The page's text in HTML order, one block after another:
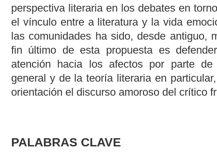
perspectiva literaria en los debates en
el vínculo entre a literatura y la vida
las comunidades ha sido, desde antiguo,
fin último de esta propuesta es
atención hacia los afectos por parte
general y de la teoría literaria en
orientación el discurso amoroso del crítico
PALABRAS CLAVE